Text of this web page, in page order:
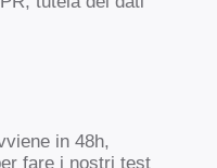
in 48h,
fare i nostri test